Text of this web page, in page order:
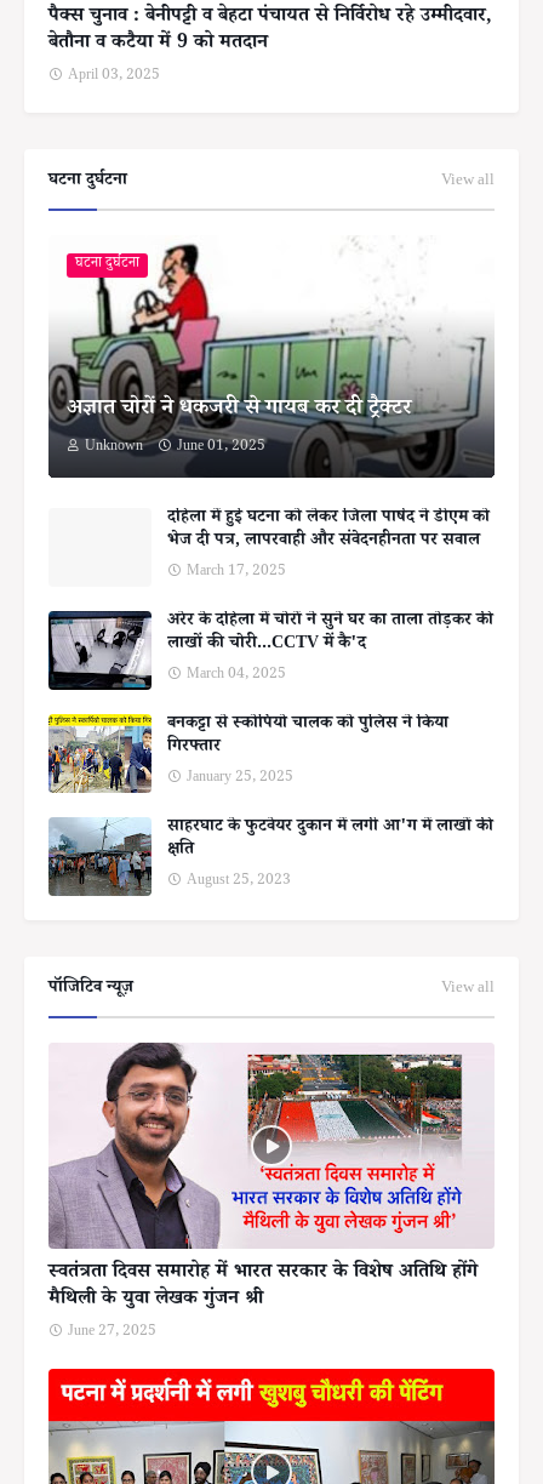
पैक्स चुनाव : बेनीपट्टी व बेहटा पंचायत से निर्विरोध रहे उम्मीदवार,
बेतौना व कटैया में 9 को मतदान
April 03, 2025
घटना दुर्घटना View all
घटना दुर्घटना
अज्ञात चोरों ने धकजरी से गायब कर दी ट्रैक्टर
Unknown June 01, 2025
दहिला में हुई घटना को लेकर जिला पार्षद ने डीएम को
भेज दी पत्र, लापरवाही और संवेदनहीनता पर सवाल
March 17, 2025
अरेर के दहिला में चोरों ने सुने घर का ताला तोड़कर की
लाखों की चोरी...CCTV में कै'द
March 04, 2025
बनकट्टा से स्कोर्पियो चालक को पुलिस ने किया
गिरफ्तार
January 25, 2025
साहरघाट के फुटवेयर दुकान में लगी आ'ग में लाखों की
क्षति
August 25, 2023
पॉजिटिव न्यूज़ View all
स्वतंत्रता दिवस समारोह में भारत सरकार के विशेष अतिथि होंगे
मैथिली के युवा लेखक गुंजन श्री
June 27, 2025